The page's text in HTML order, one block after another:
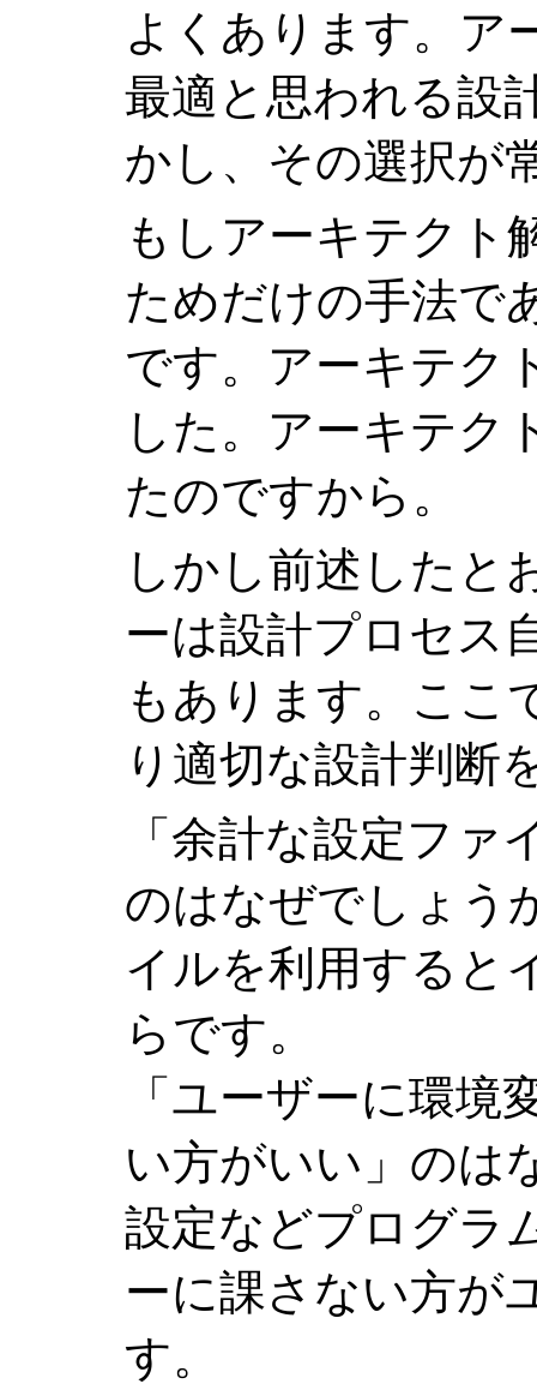
よくあります。ア
最適と思われる設
かし、その選択が
もしアーキテクト
ためだけの手法で
です。アーキテク
した。アーキテク
たのですから。
しかし前述したと
ーは設計プロセス
もあります。ここ
り適切な設計判断
「余計な設定フ
のはなぜでしょう
イルを利用すると
らです。
「ユーザーに環
い方がいい」のは
設定などプログラ
ーに課さない方が
す。